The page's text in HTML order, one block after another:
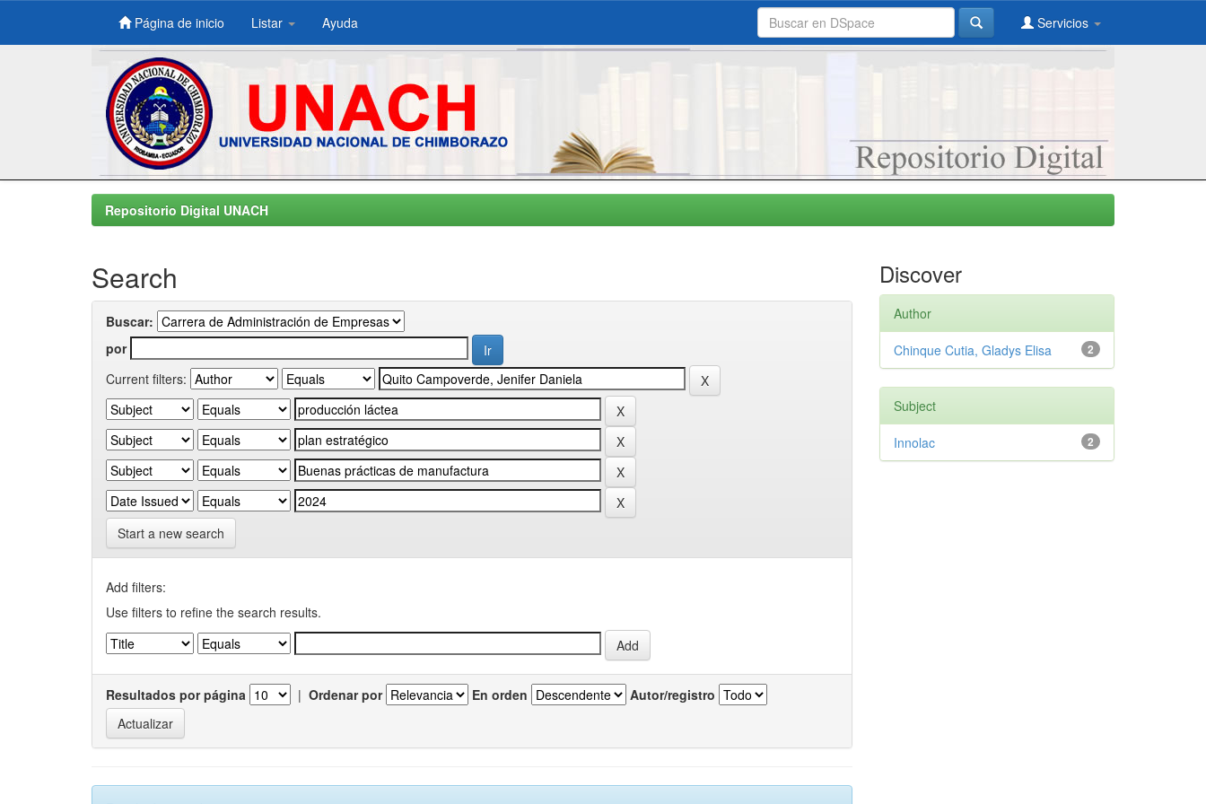
Skip
Página de inicio Listar Ayuda Servicios
Repositorio Digital UNACH
Search
Buscar:
por
Current filters:
Start a new search
Add filters:
Use filters to refine the search results.
Resultados por página | Ordenar por En orden Autor/registro
Discover
Author
2
Chinque Cutia, Gladys Elisa
Subject
2
Innolac